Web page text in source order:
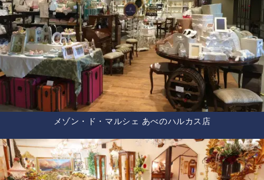
メゾン・ド・マルシェ あべのハルカス店